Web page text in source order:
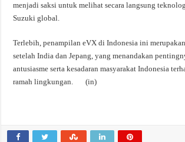
menjadi saksi untuk melihat secara langsung
Suzuki global.
Terlebih, penampilan eVX di Indonesia ini
setelah India dan Jepang, yang menandakan
antusiasme serta kesadaran masyarakat Indonesia
ramah lingkungan. (in)